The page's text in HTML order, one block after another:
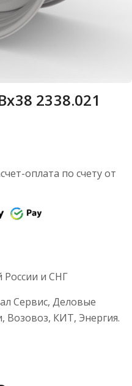
2338.021
оплата по счету от
России и СНГ
Сервис, Деловые
Возовоз, КИТ, Энергия.